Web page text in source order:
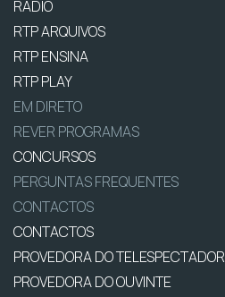
RÁDIO
RTP ARQUIVOS
RTP ENSINA
RTP PLAY
EM DIRETO
REVER PROGRAMAS
CONCURSOS
PERGUNTAS FREQUENTES
CONTACTOS
CONTACTOS
PROVEDORA DO TELESPECTADOR
PROVEDORA DO OUVINTE